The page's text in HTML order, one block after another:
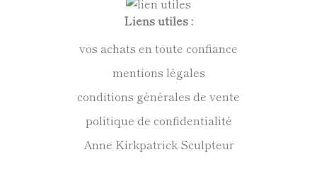
Liens utiles :
vos achats en toute confiance
mentions légales
conditions générales de vente
politique de confidentialité
Anne Kirkpatrick Sculpteur